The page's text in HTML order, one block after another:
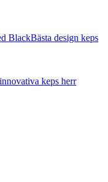
BlackBästa design keps
keps herr